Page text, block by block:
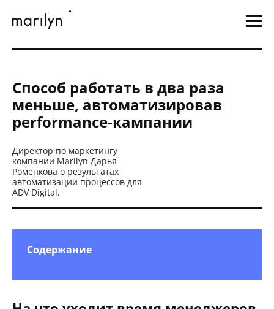
Способ работать в два раза
меньше, автоматизировав
performance-кампании
Директор по маркетингу
компании Marilyn Дарья
Роменкова о результатах
автоматизации процессов для
ADV Digital.
Содержание